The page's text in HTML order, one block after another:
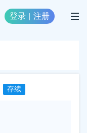
登录 | 注册
存续